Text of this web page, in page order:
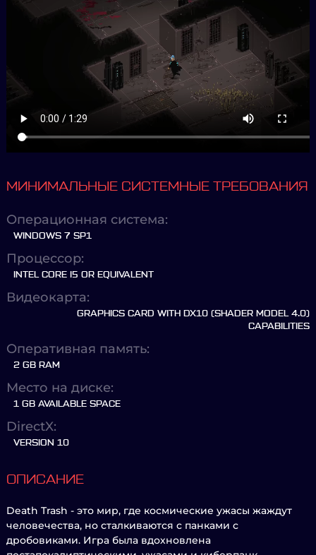
МИНИМАЛЬНЫЕ СИСТЕМНЫЕ ТРЕБОВАНИЯ
Операционная система:
WINDOWS 7 SP1
Процессор:
INTEL CORE I5 OR EQUIVALENT
Видеокарта:
GRAPHICS CARD WITH DX10 (SHADER MODEL 4.0)
CAPABILITIES
Оперативная память:
2 GB RAM
Место на диске:
1 GB AVAILABLE SPACE
DirectX:
VERSION 10
ОПИСАНИЕ
Death Trash - это мир, где космические ужасы жаждут
человечества, но сталкиваются с панками с
дробовиками. Игра была вдохновлена